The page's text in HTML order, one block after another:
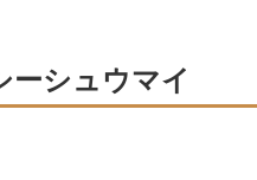
ーシュウマイ